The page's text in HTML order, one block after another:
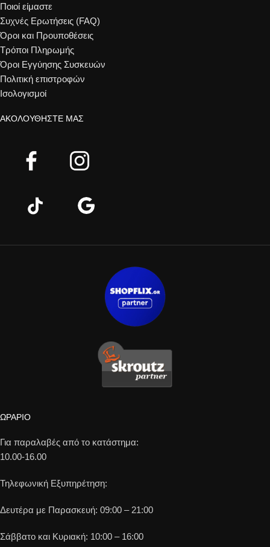
Ποιοί είμαστε
Συχνές Ερωτήσεις (FAQ)
Όροι και Προυποθέσεις
Τρόποι Πληρωμής
Όροι Εγγύησης Συσκευών
Πολιτική επιστροφών
Ισολογισμοί
ΑΚΟΛΟΥΘΉΣΤΕ ΜΑΣ
ΩΡΑΡΙΟ
Για παραλαβές από το κατάστημα:
10.00-16.00
Τηλεφωνική Εξυπηρέτηση:
Δευτέρα με Παρασκευή: 09:00 – 21:00
Σάββατο και Κυριακή: 10:00 – 16:00